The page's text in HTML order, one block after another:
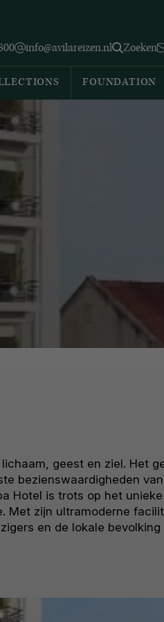
info@avilareizen.nl Zoeken
FOUNDATION
geest en ziel. Het
bezienswaardigheden van
Hotel is trots op het unieke
Met zijn ultramoderne
en de lokale bevolking